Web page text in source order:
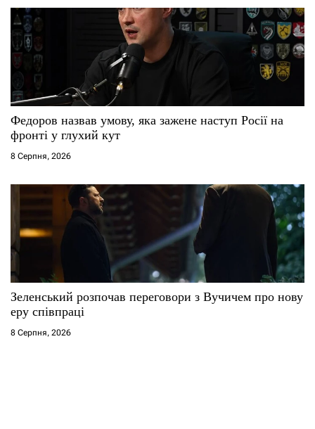
Федоров назвав умову, яка зажене наступ Росії на
фронті у глухий кут
8 Серпня, 2026
Зеленський розпочав переговори з Вучичем про нову
еру співпраці
8 Серпня, 2026